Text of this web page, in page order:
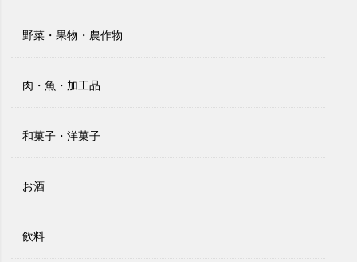
野菜・果物・農作物
肉・魚・加工品
和菓子・洋菓子
お酒
飲料